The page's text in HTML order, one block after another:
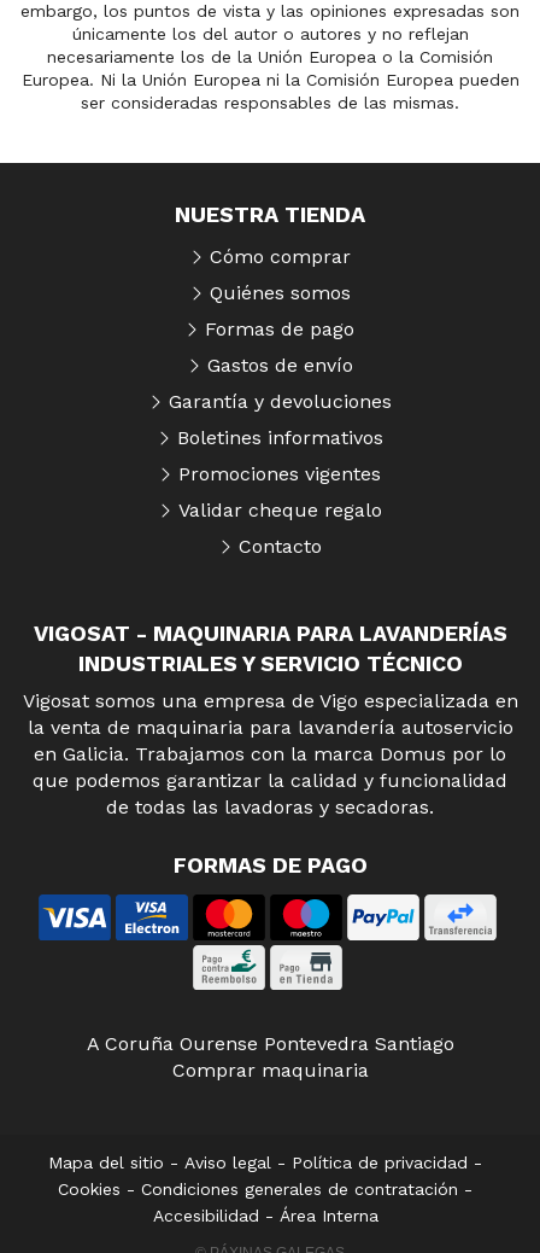
embargo, los puntos de vista y las opiniones expresadas son
únicamente los del autor o autores y no reflejan
necesariamente los de la Unión Europea o la Comisión
Europea. Ni la Unión Europea ni la Comisión Europea pueden
ser consideradas responsables de las mismas.
VIGOSAT - MAQUINARIA PARA LAVANDERÍAS
INDUSTRIALES Y SERVICIO TÉCNICO
Vigosat somos una empresa de Vigo especializada en
la venta de maquinaria para lavandería autoservicio
en Galicia. Trabajamos con la marca Domus por lo
que podemos garantizar la calidad y funcionalidad
de todas las lavadoras y secadoras.
FORMAS DE PAGO
NUESTRA TIENDA
Cómo comprar
Quiénes somos
Formas de pago
Gastos de envío
Garantía y devoluciones
Boletines informativos
Promociones vigentes
Validar cheque regalo
Contacto
A Coruña Ourense Pontevedra Santiago
Comprar maquinaria
Mapa del sitio - Aviso legal - Política de privacidad -
Cookies - Condiciones generales de contratación -
Accesibilidad - Área Interna